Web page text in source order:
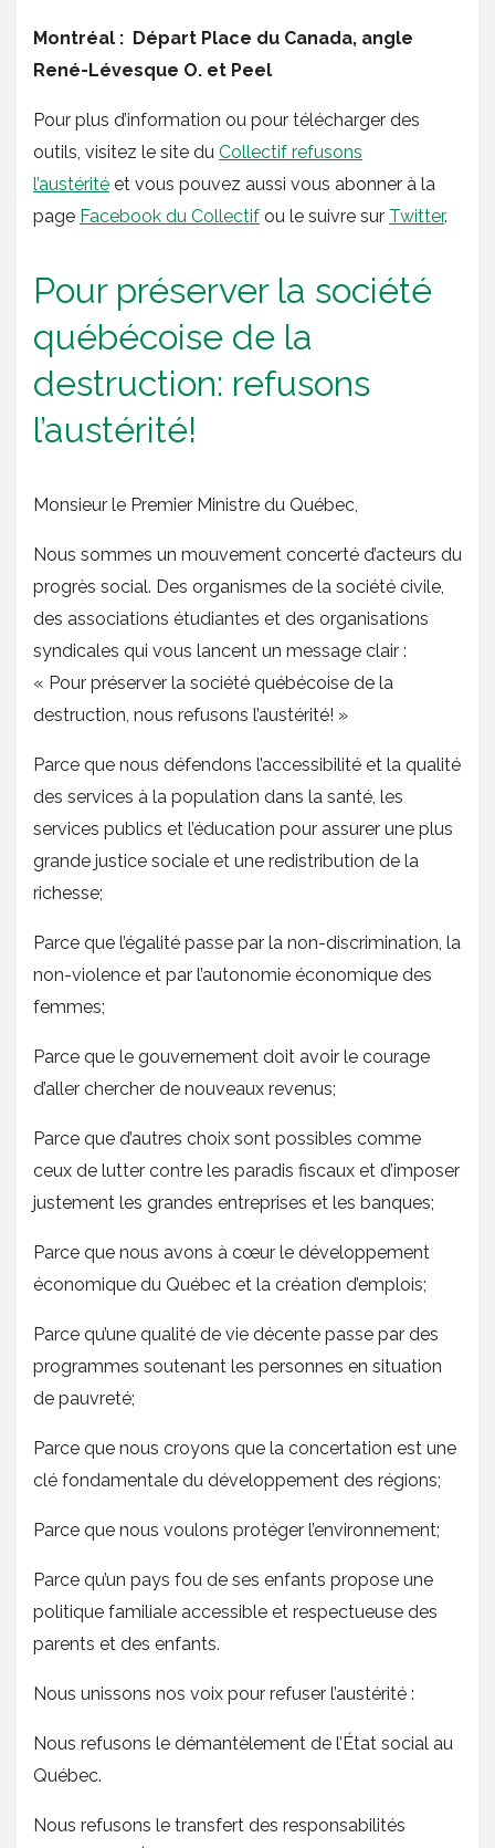
Montréal : Départ Place du Canada, angle
René-Lévesque O. et Peel
Pour plus d’information ou pour télécharger des
outils, visitez le site du Collectif refusons
l’austérité et vous pouvez aussi vous abonner à la
page Facebook du Collectif ou le suivre sur Twitter.
Pour préserver la société
québécoise de la
destruction: refusons
l’austérité!
Monsieur le Premier Ministre du Québec,
Nous sommes un mouvement concerté d’acteurs du
progrès social. Des organismes de la société civile,
des associations étudiantes et des organisations
syndicales qui vous lancent un message clair :
« Pour préserver la société québécoise de la
destruction, nous refusons l’austérité! »
Parce que nous défendons l’accessibilité et la qualité
des services à la population dans la santé, les
services publics et l’éducation pour assurer une plus
grande justice sociale et une redistribution de la
richesse;
Parce que l’égalité passe par la non-discrimination, la
non-violence et par l’autonomie économique des
femmes;
Parce que le gouvernement doit avoir le courage
d’aller chercher de nouveaux revenus;
Parce que d’autres choix sont possibles comme
ceux de lutter contre les paradis fiscaux et d’imposer
justement les grandes entreprises et les banques;
Parce que nous avons à cœur le développement
économique du Québec et la création d’emplois;
Parce qu’une qualité de vie décente passe par des
programmes soutenant les personnes en situation
de pauvreté;
Parce que nous croyons que la concertation est une
clé fondamentale du développement des régions;
Parce que nous voulons protéger l’environnement;
Parce qu’un pays fou de ses enfants propose une
politique familiale accessible et respectueuse des
parents et des enfants.
Nous unissons nos voix pour refuser l’austérité :
Nous refusons le démantèlement de l’État social au
Québec.
Nous refusons le transfert des responsabilités